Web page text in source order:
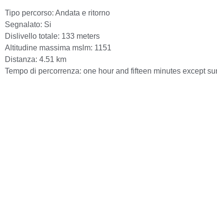
Tipo percorso: Andata e ritorno
Segnalato: Si
Dislivello totale: 133 meters
Altitudine massima mslm: 1151
Distanza: 4.51 km
Tempo di percorrenza: one hour and fifteen minutes except